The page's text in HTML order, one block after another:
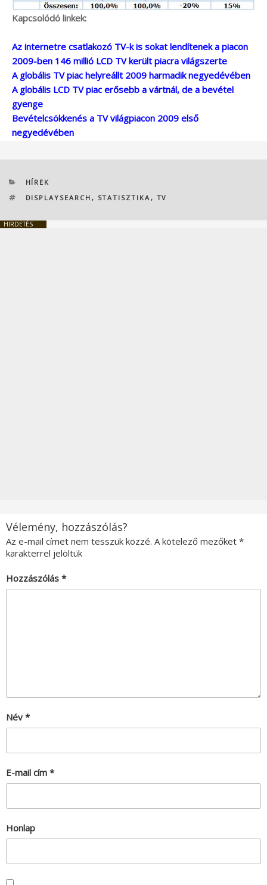
Kapcsolódó linkek:
Az internetre csatlakozó TV-k is sokat lendítenek a piacon
2009-ben 146 millió LCD TV került piacra világszerte
A globális TV piac helyreállt 2009 harmadik negyedévében
A globális LCD TV piac erősebb a vártnál, de a bevétel
gyenge
Bevételcsökkenés a TV világpiacon 2009 első
negyedévében
KATEGÓRIÁK
HÍREK
CÍMKÉK
DISPLAYSEARCH , STATISZTIKA, TV
HIRDETÉS
Vélemény, hozzászólás?
Az e-mail címet nem tesszük közzé. A kötelező mezőket *
karakterrel jelöltük
Hozzászólás *
Név *
E-mail cím *
Honlap